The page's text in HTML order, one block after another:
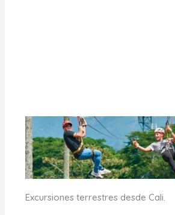
Excursiones terrestres desde Cali.